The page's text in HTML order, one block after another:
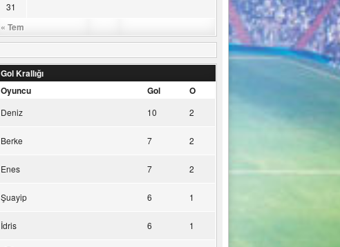
« Tem
31
Gol Krallığı
Oyuncu
Gol O
Deniz 10 2
Berke 7 2
Enes 7 2
Şuayip 6 1
İdris 6 1